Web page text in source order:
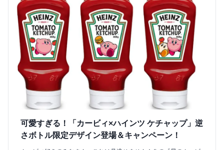
可愛すぎる！「カービィ×ハインツ ケチャップ」逆
さボトル限定デザイン登場＆キャンペーン！